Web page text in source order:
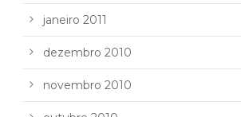
janeiro 2011
dezembro 2010
novembro 2010